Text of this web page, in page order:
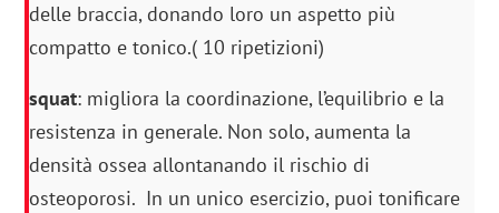
delle braccia, donando loro un aspetto più
compatto e tonico.( 10 ripetizioni)
squat: migliora la coordinazione, l’equilibrio e la
resistenza in generale. Non solo, aumenta la
densità ossea allontanando il rischio di
osteoporosi. In un unico esercizio, puoi tonificare